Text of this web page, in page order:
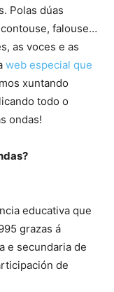
Polas dúas
falouse…
as voces e as
web especial que
xuntando
todo o
ondas!
educativa que
grazas á
e secundaria de
de